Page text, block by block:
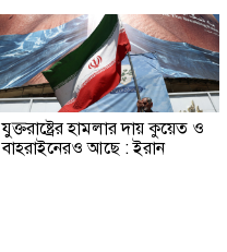
যুক্তরাষ্ট্রের হামলার দায় কুয়েত ও
বাহরাইনেরও আছে : ইরান